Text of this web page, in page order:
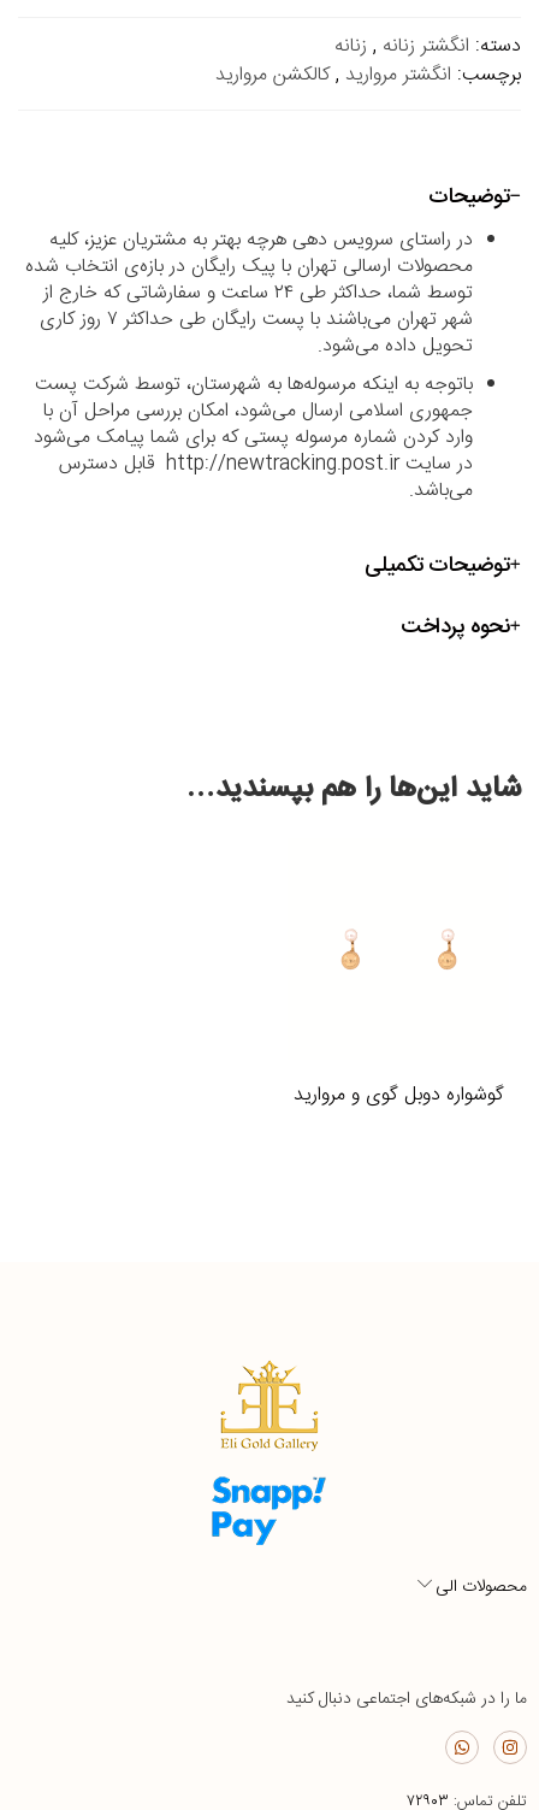
دسته: انگشتر زنانه , زنانه
برچسب: انگشتر مروارید ,کالکشن مروارید
توضیحات
در راستای سرویس دهی هرچه بهتر به مشتریان عزیز، کلیه
محصولات ارسالی تهران با پیک رایگان در بازه‌ی انتخاب شده
توسط شما، حداکثر طی ۲۴ ساعت و سفارشاتی که خارج از
شهر تهران می‌باشند با پست رایگان طی حداکثر ۷ روز کاری
تحویل داده می‌شود.
باتوجه به اینکه مرسوله‌ها به شهرستان، توسط شرکت پست
جمهوری اسلامی ارسال می‌شود، امکان بررسی مراحل آن با
وارد کردن شماره مرسوله پستی که برای شما پیامک می‌شود
در سایت http://newtracking.post.ir قابل دسترس
می‌باشد.
توضیحات تکمیلی
نحوه پرداخت
شاید این‌ها را هم بپسندید…
گوشواره دوبل گوی و مروارید
محصولات الی
ما را در شبکه‌های اجتماعی دنبال کنید
تلفن تماس: ۷۲۹۰۳